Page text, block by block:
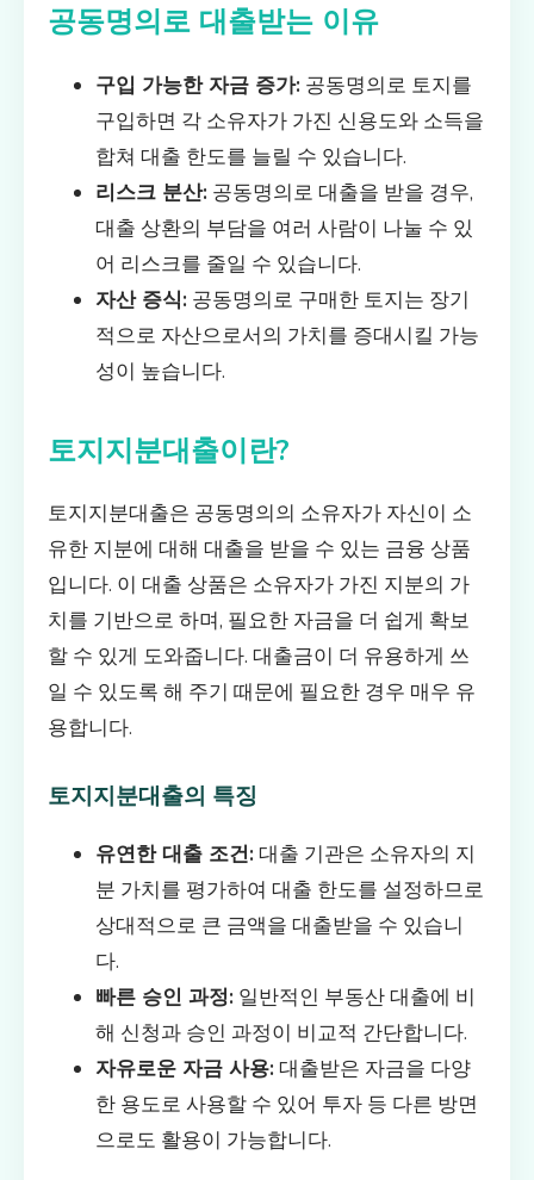
공동명의로 대출받는 이유
구입 가능한 자금 증가: 공동명의로 토지를
구입하면 각 소유자가 가진 신용도와 소득을
합쳐 대출 한도를 늘릴 수 있습니다.
리스크 분산: 공동명의로 대출을 받을 경우,
대출 상환의 부담을 여러 사람이 나눌 수 있
어 리스크를 줄일 수 있습니다.
자산 증식: 공동명의로 구매한 토지는 장기
적으로 자산으로서의 가치를 증대시킬 가능
성이 높습니다.
토지지분대출이란?
토지지분대출은 공동명의의 소유자가 자신이 소
유한 지분에 대해 대출을 받을 수 있는 금융 상품
입니다. 이 대출 상품은 소유자가 가진 지분의 가
치를 기반으로 하며, 필요한 자금을 더 쉽게 확보
할 수 있게 도와줍니다. 대출금이 더 유용하게 쓰
일 수 있도록 해 주기 때문에 필요한 경우 매우 유
용합니다.
토지지분대출의 특징
유연한 대출 조건: 대출 기관은 소유자의 지
분 가치를 평가하여 대출 한도를 설정하므로
상대적으로 큰 금액을 대출받을 수 있습니
다.
빠른 승인 과정: 일반적인 부동산 대출에 비
해 신청과 승인 과정이 비교적 간단합니다.
자유로운 자금 사용: 대출받은 자금을 다양
한 용도로 사용할 수 있어 투자 등 다른 방면
으로도 활용이 가능합니다.